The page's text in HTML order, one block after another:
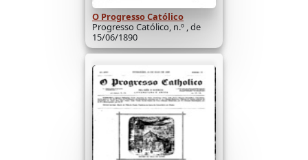
O Progresso Católico
Progresso Católico, n.º , de
15/06/1890